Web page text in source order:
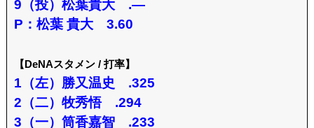
9（投）松葉貴大 .—
P：松葉 貴大 3.60
【DeNAスタメン / 打率】
1（左）勝又温史 .325
2（二）牧秀悟 .294
3（一）筒香嘉智 .233